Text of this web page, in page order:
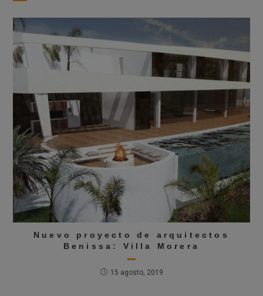
Nuevo proyecto de arquitectos
Benissa: Villa Morera
15 agosto, 2019